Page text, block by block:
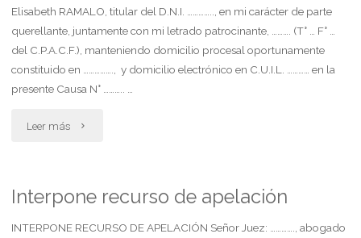
la
ley
26.773"
Elisabeth RAMALO, titular del D.N.I. ………….., en mi carácter de parte
querellante, juntamente con mi letrado patrocinante, ………. (T° … F° …
del C.P.A.C.F.), manteniendo domicilio procesal oportunamente
constituido en ……………., y domicilio electrónico en C.U.I.L. ………… en la
presente Causa N° ……….. …
Leer más "Interpone
apelación"
Interpone recurso de apelación
INTERPONE RECURSO DE APELACIÓN Señor Juez: …………., abogado